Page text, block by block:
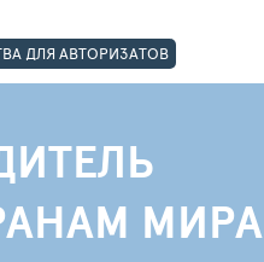
ДЛЯ АВТОРИЗАТОВ
МИРА